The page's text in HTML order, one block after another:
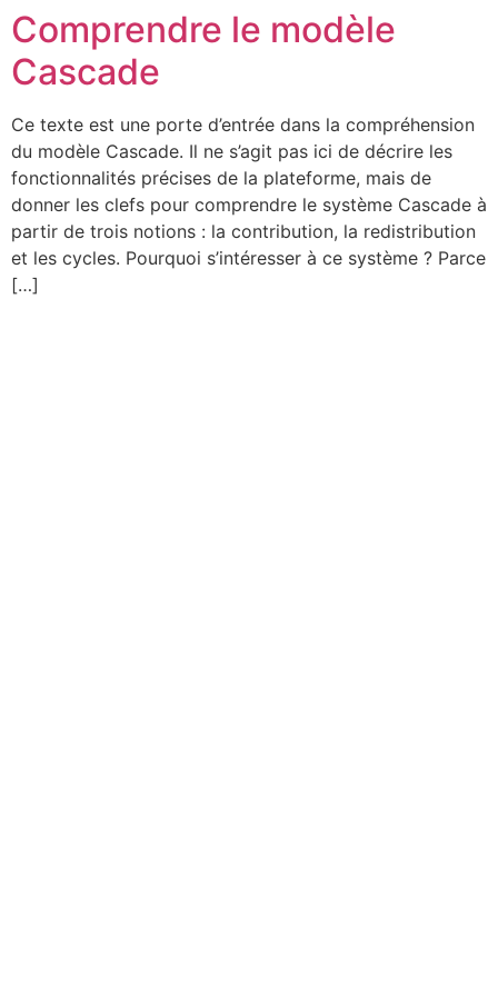
Aller
au
contenu
Comprendre le modèle
Cascade
Ce texte est une porte d’entrée dans la compréhension
du modèle Cascade. Il ne s’agit pas ici de décrire les
fonctionnalités précises de la plateforme, mais de
donner les clefs pour comprendre le système Cascade à
partir de trois notions : la contribution, la redistribution
et les cycles. Pourquoi s’intéresser à ce système ? Parce
[…]